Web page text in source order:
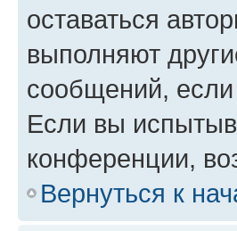
оставаться
выполняют
сообщений,
Если вы
конференции,
Вернуться к